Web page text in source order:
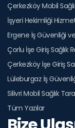
Çerkezköy Mobil
İşyeri Hekimliği
Ergene İş Güvenliği ve
Çorlu İşe Giriş Sağlık
Çerkezköy İşe Giriş
Lüleburgaz İş
Silivri Mobil Sağlık
Tüm Yazılar